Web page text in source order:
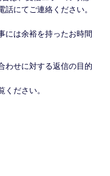
にてご連絡ください。
には余裕を持ったお時間
わせに対する返信の目的
ください。